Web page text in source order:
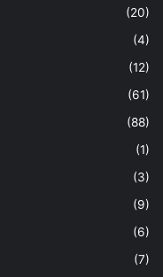
(20)
(4)
(12)
(61)
(88)
(1)
(3)
(9)
(6)
(7)